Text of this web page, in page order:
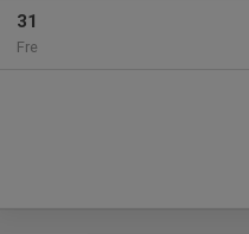
31
Fre